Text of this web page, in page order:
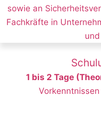
sowie an
Fachkräfte in
1 bis 2 Tage